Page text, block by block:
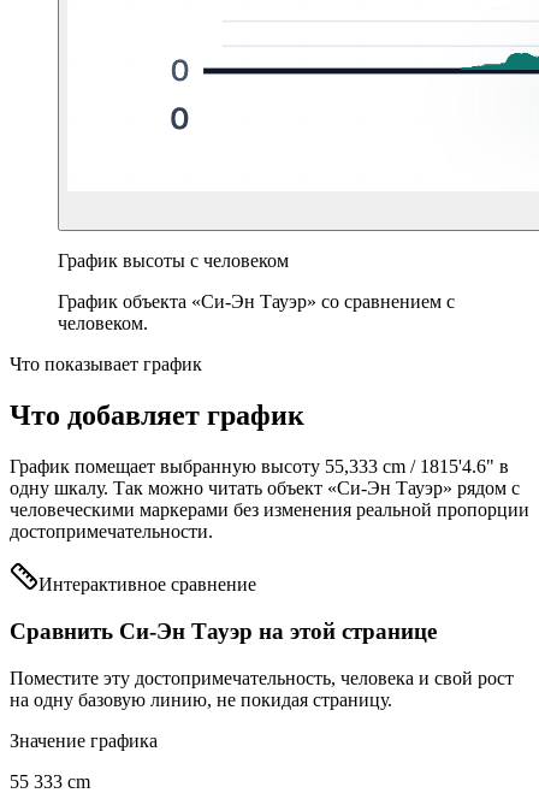
График высоты с человеком
График объекта «Си-Эн Тауэр» со сравнением с
человеком.
Что показывает график
Что добавляет график
График помещает выбранную высоту 55,333 cm / 1815'4.6" в
одну шкалу. Так можно читать объект «Си-Эн Тауэр» рядом с
человеческими маркерами без изменения реальной пропорции
достопримечательности.
Интерактивное сравнение
Сравнить Си-Эн Тауэр на этой странице
Поместите эту достопримечательность, человека и свой рост
на одну базовую линию, не покидая страницу.
Значение графика
55 333 cm